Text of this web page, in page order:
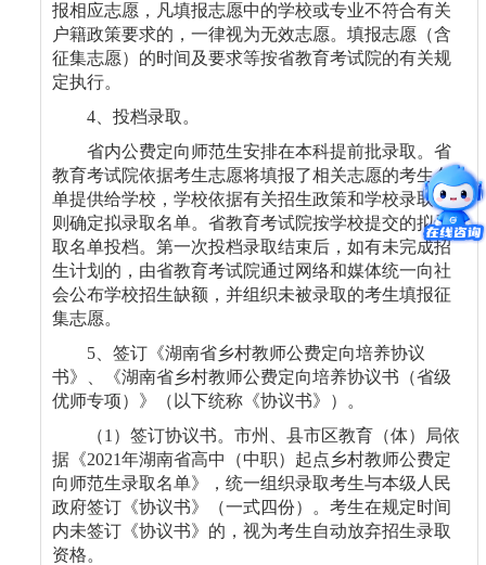
报相应志愿，凡填报志愿中的学校或专业不符合有关
户籍政策要求的，一律视为无效志愿。填报志愿（含
征集志愿）的时间及要求等按省教育考试院的有关规
定执行。
4 、投档录取。
省内公费定向师范生安排在本科提前批录取。省
教育考试院依据考生志愿将填报了相关志愿的考生名
单提供给学校，学校依据有关招生政策和学校录取规
则确定拟录取名单。省教育考试院按学校提交的拟录
取名单投档。第一次投档录取结束后，如有未完成招
生计划的，由省教育考试院通过网络和媒体统一向社
会公布学校招生缺额，并组织未被录取的考生填报征
集志愿。
5 、签订《湖南省乡村教师公费定向培养协议
书》、《湖南省乡村教师公费定向培养协议书（省级
优师专项）》（以下统称《协议书》）。
（1 ）签订协议书。市州、县市区教育（体）局依
据《2021年湖南省高中（中职）起点乡村教师公费定
向师范生录取名单》，统一组织录取考生与本级人民
政府签订《协议书》（一式四份）。考生在规定时间
内未签订《协议书》的，视为考生自动放弃招生录取
资格。